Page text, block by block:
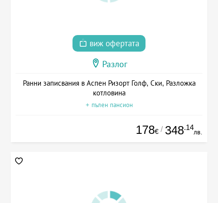
виж офертата
Разлог
Ранни записвания в Аспен Ризорт Голф, Ски, Разложка
котловина
+ пълен пансион
178€ / 348.14
лв.